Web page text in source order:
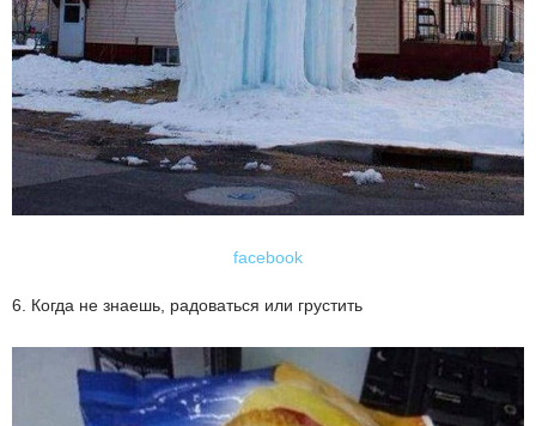
facebook
6. Когда не знаешь, радоваться или грустить